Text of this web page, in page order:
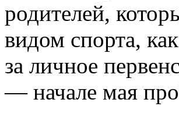
родителей,
видом спорта,
за личное
— начале мая